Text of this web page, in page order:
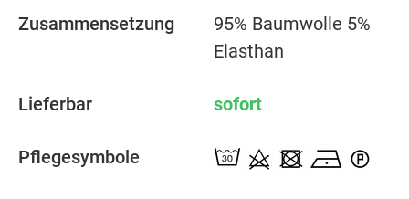
Zusammensetzung
95% Baumwolle 5%
Elasthan
Lieferbar sofort
Pflegesymbole